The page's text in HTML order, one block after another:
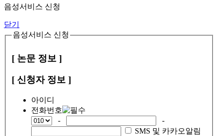
음성서비스 신청
닫기
음성서비스 신청
[ 논문 정보 ]
[ 신청자 정보 ]
아이디
전화번호
-
-
SMS 및 카카오알림